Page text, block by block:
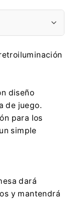
o.o.
Góry
diseño
de juego.
para los
simple
dará
y mantendrá